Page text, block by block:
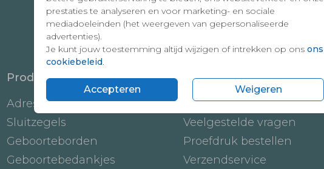
prestaties te analyseren en voor marketing- en sociale
mediadoeleinden (het weergeven van gepersonaliseerde
advertenties).
Je kunt jouw toestemming altijd wijzigen of intrekken op ons ons
cookiebeleid
Accepteren Weigeren
Producten
Adresstickers
Sluitzegels
Geboorteborden
Geboortebedankjes
Onze service
Hoe werkt het
Veelgestelde vragen
Proefdruk bestellen
Verzendservice